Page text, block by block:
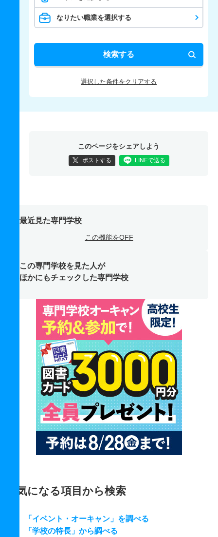
なりたい職業を選択する
検索する
選択した条件をクリアする
このページをシェアしよう
ポストする LINEで送る
最近見た専門学校
この機能をOFF
この専門学校を見た人が
ほかにもチェックした専門学校
気になる項目から検索
「イベント・オーキャン」を調べる
「学校の特長」から調べる